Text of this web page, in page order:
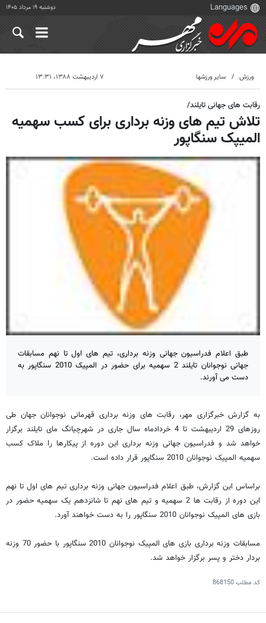
دوشنبه ۱۹ مرداد ۱۴۰۵
ورزش سایر ورزشها ۷ اردیبهشت ۱۳۸۸، ۱۳:۳۱
رقابت های جهانی تایلند/
تلاش تیم های وزنه برداری برای کسب سهمیه
المیپک سنگاپور
طبق اعلام فدراسیون جهانی وزنه برداری، تیم های اول تا نهم مسابقات
جهانی نوجوانان تایلند 2 سهمیه برای حضور در المپیک 2010 سنگاپور به
دست می آورند.
به گزارش خبرگزاری مهر، رقابت های وزنه برداری قهرمانی نوجوانان جهان طی
روزهای 29 اردیبهشت تا 4 خردادماه سال جاری در شهرچیانگ مای تایلند برگزار
خواهد شد و فدراسیون جهانی وزنه برداری این دوره از پیکارها را ملاک کسب
سهمیه المپیک نوجوانان 2010 سنگاپور قرار داده است.
براساس این گزارش، طبق اعلام فدراسیون جهانی وزنه برداری تیم های اول تا نهم
این دوره از رقابت ها 2 سهمیه و تیم های نهم تا شانزدهم یک سهمیه حضور در
بازی های المپیک نوجوانان 2010 سنگاپور را به دست خواهند آورد.
مسابقات وزنه برداری بازی های المپیک نوجوانان 2010 سنگاپور با حضور 70 وزنه
بردار دختر و پسر برگزار خواهد شد.
کد مطلب868150